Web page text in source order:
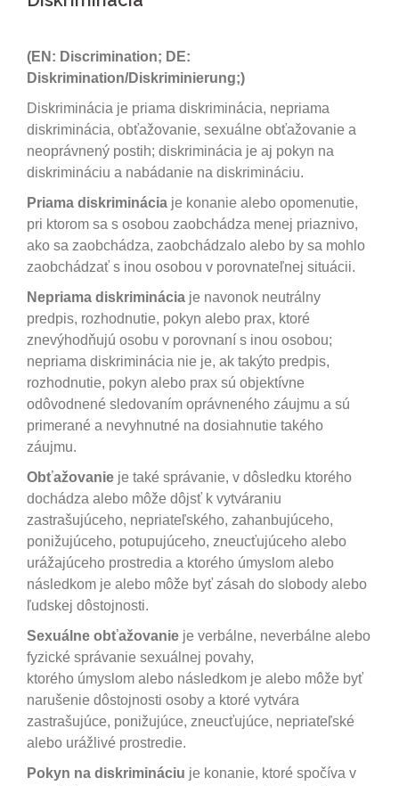
(EN: Discrimination; DE:
Diskrimination/Diskriminierung;)
Diskriminácia je priama diskriminácia, nepriama
diskriminácia, obťažovanie, sexuálne obťažovanie a
neoprávnený postih; diskriminácia je aj pokyn na
diskrimináciu a nabádanie na diskrimináciu.
Priama diskriminácia je konanie alebo opomenutie,
pri ktorom sa s osobou zaobchádza menej priaznivo,
ako sa zaobchádza, zaobchádzalo alebo by sa mohlo
zaobchádzať s inou osobou v porovnateľnej situácii.
Nepriama diskriminácia je navonok neutrálny
predpis, rozhodnutie, pokyn alebo prax, ktoré
znevýhodňujú osobu v porovnaní s inou osobou;
nepriama diskriminácia nie je, ak takýto predpis,
rozhodnutie, pokyn alebo prax sú objektívne
odôvodnené sledovaním oprávneného záujmu a sú
primerané a nevyhnutné na dosiahnutie takého
záujmu.
Obťažovanie je také správanie, v dôsledku ktorého
dochádza alebo môže dôjsť k vytváraniu
zastrašujúceho, nepriateľského, zahanbujúceho,
ponižujúceho, potupujúceho, zneucťujúceho alebo
urážajúceho prostredia a ktorého úmyslom alebo
následkom je alebo môže byť zásah do slobody alebo
ľudskej dôstojnosti.
Sexuálne obťažovanie je verbálne, neverbálne alebo
fyzické správanie sexuálnej povahy,
ktorého úmyslom alebo následkom je alebo môže byť
narušenie dôstojnosti osoby a ktoré vytvára
zastrašujúce, ponižujúce, zneucťujúce, nepriateľské
alebo urážlivé prostredie.
Pokyn na diskrimináciu je konanie, ktoré spočíva v